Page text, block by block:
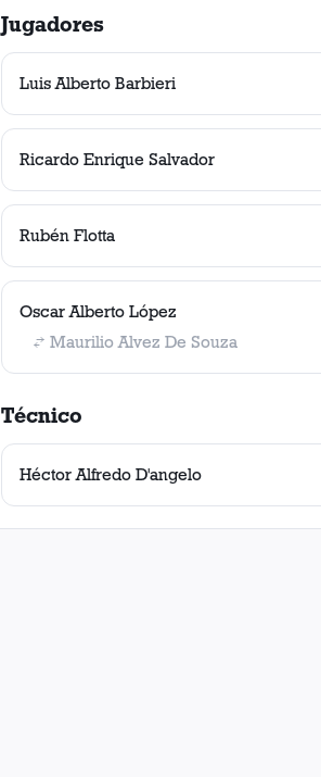
Jugadores
Luis Alberto Barbieri
Ricardo Enrique Salvador
Rubén Flotta
Oscar Alberto López
Maurilio Alvez De Souza
Técnico
Héctor Alfredo D'angelo